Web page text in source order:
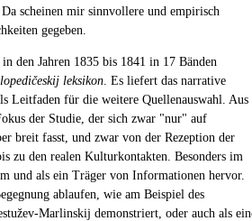
scheinen mir sinnvollere und empirisch
gegeben.
den Jahren 1835 bis 1841 in 17 Bänden
leksikon. Es liefert das narrative
Leitfaden für die weitere Quellenauswahl. Aus
der Studie, der sich zwar "nur" auf
breit fasst, und zwar von der Rezeption der
zu den realen Kulturkontakten. Besonders im
und als ein Träger von Informationen hervor.
ablaufen, wie am Beispiel des
Marlinskij demonstriert, oder auch als